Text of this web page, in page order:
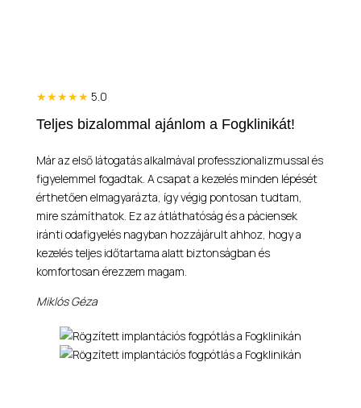
★★★★★ 5.0
Teljes bizalommal ajánlom a Fogklinikát!
Már az első látogatás alkalmával professzionalizmussal és
figyelemmel fogadtak. A csapat a kezelés minden lépését
érthetően elmagyarázta, így végig pontosan tudtam,
mire számíthatok. Ez az átláthatóság és a páciensek
iránti odafigyelés nagyban hozzájárult ahhoz, hogy a
kezelés teljes időtartama alatt biztonságban és
komfortosan érezzem magam.
Miklós Géza